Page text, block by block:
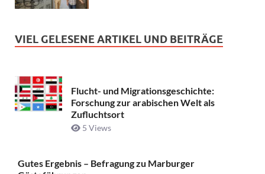
VIEL GELESENE ARTIKEL UND BEITRÄGE
Flucht- und Migrationsgeschichte:
Forschung zur arabischen Welt als
Zufluchtsort
5 Views
Gutes Ergebnis – Befragung zu Marburger